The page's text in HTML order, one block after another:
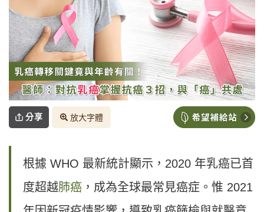
分享 放大字體
根據 WHO 最新統計顯示，2020 年乳癌已首
度超越肺癌 ，成為全球最常見癌症。惟 2021